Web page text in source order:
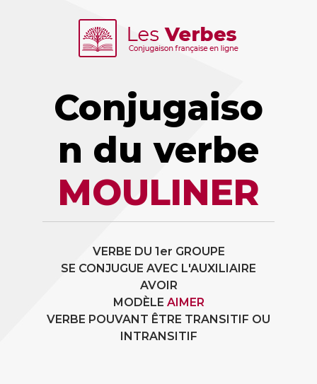
Conjugaiso
n du verbe
MOULINER
VERBE DU 1er GROUPE
SE CONJUGUE AVEC L'AUXILIAIRE
AVOIR
MODÈLE AIMER
VERBE POUVANT ÊTRE TRANSITIF OU
INTRANSITIF